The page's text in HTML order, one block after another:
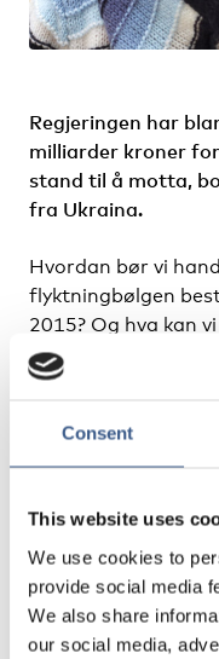
Consent
This website uses
We use cookies to
provide social media
We also share
our social media,
Regjeringen har
milliarder kroner
stand til å motta,
fra Ukraina.
Hvordan bør vi
flyktningbølgen
2015? Og hva kan
når det gjelder
enslige barn, og
Velkommen til
fra
har vist seg å
våre nordiske
vi en ny
frem politiske
norsk kontekst.